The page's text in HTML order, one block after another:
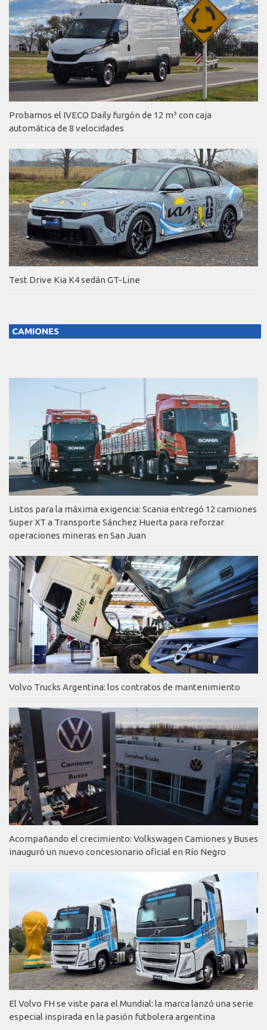
Probamos el IVECO Daily furgón de 12 m³ con caja
automática de 8 velocidades
Test Drive Kia K4 sedán GT-Line
CAMIONES
Listos para la máxima exigencia: Scania entregó 12 camiones
Super XT a Transporte Sánchez Huerta para reforzar
operaciones mineras en San Juan
Volvo Trucks Argentina: los contratos de mantenimiento
Acompañando el crecimiento: Volkswagen Camiones y Buses
inauguró un nuevo concesionario oficial en Río Negro
El Volvo FH se viste para el Mundial: la marca lanzó una serie
especial inspirada en la pasión futbolera argentina